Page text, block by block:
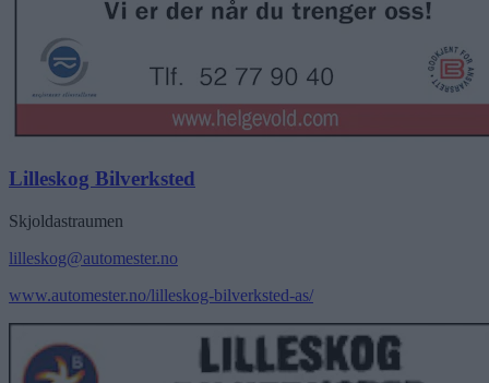
Lilleskog Bilverksted
Skjoldastraumen
lilleskog@automester.no
www.automester.no/lilleskog-bilverksted-as/